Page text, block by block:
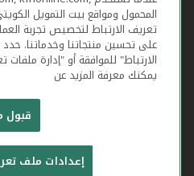
بيت التمويل الكويتي جميع
شروط وأحكام استخدام
تعريف الارتباط
المحمول ومواقع بيت التمويل
تعريف الارتباط لتخصيص تجربة
على تحسين منتجاتنا وخدماتنا.
الارتباط" للموافقة أو "إدارة ملفات
يمكنك معرفة المزيد عن
قبول
إعدادات ملف